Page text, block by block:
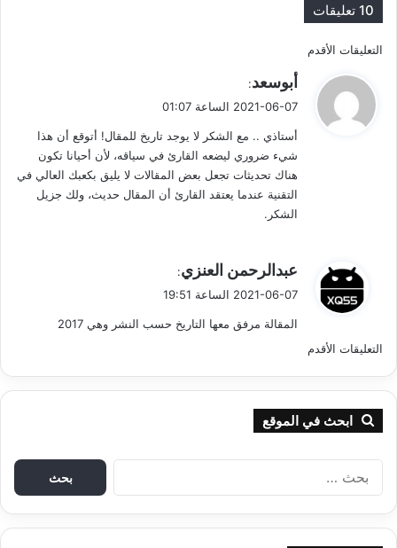
10 تعليقات
ت
ص
فّ
ي
ق
ا
التعليقات الأقدم
ي
ق
ل
أبوسعد:
2021-06-07 الساعة 01:07
أستاذي .. مع الشكر لا يوجد تاريخ للمقال! أتوقع أن هذا
شيء ضروري ليضعه القارئ في سياقه، لأن أحيانا تكون
هناك تحديثات تجعل بعض المقالات لا يليق بكعبك العالي في
التقنية عندما يعتقد القارئ أن المقال حديث، ولك جزيل
الشكر.
ي
ق
ل
عبدالرحمن العنزي:
2021-06-07 الساعة 19:51
المقالة مرفق معها التاريخ حسب النشر وهي 2017
ت
ص
فّ
ح
ا
ل
التعليقات الأقدم
ابحث في الموقع